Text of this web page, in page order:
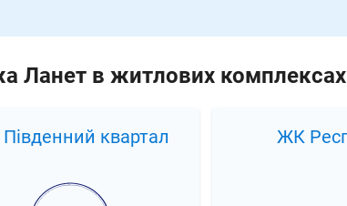
Ланет в житлових комплексах
ЖК Республіка ЖК